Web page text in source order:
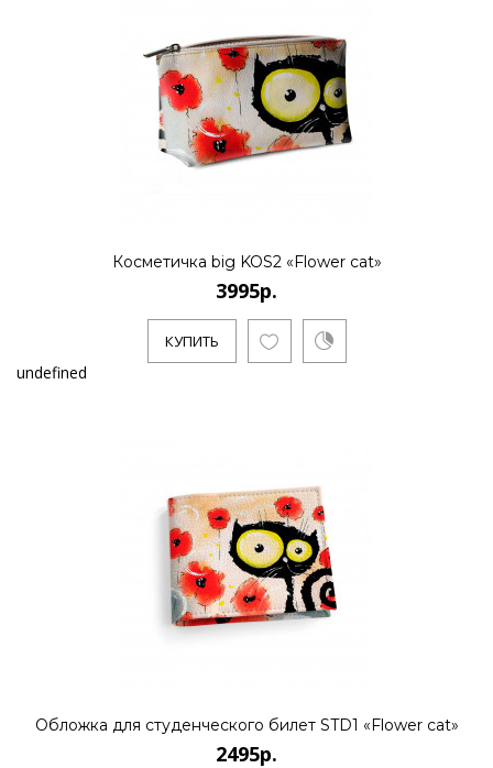
Косметичка big KOS2 «Flower cat»
3995р.
КУПИТЬ
undefined
Обложка для студенческого билет STD1 «Flower cat»
2495р.